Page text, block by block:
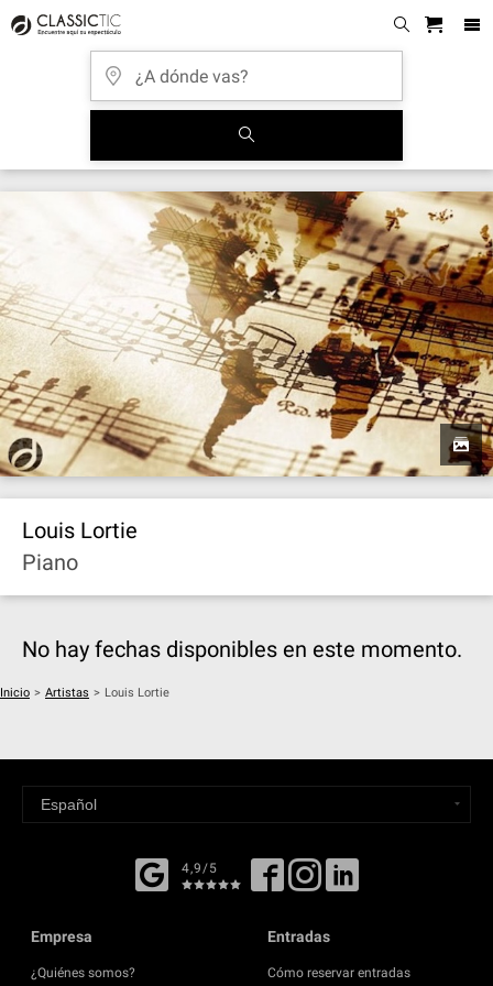
Louis Lortie
Piano
No hay fechas disponibles en este momento.
Inicio > Artistas > Louis Lortie
4,9/5
Empresa
¿Quiénes somos?
Entradas
Cómo reservar entradas